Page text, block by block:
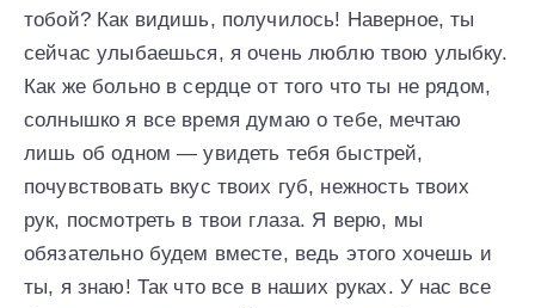
тобой? Как видишь, получилось! Наверное, ты
сейчас улыбаешься, я очень люблю твою улыбку.
Как же больно в сердце от того что ты не рядом,
солнышко я все время думаю о тебе, мечтаю
лишь об одном — увидеть тебя быстрей,
почувствовать вкус твоих губ, нежность твоих
рук, посмотреть в твои глаза. Я верю, мы
обязательно будем вместе, ведь этого хочешь и
ты, я знаю! Так что все в наших руках. У нас все